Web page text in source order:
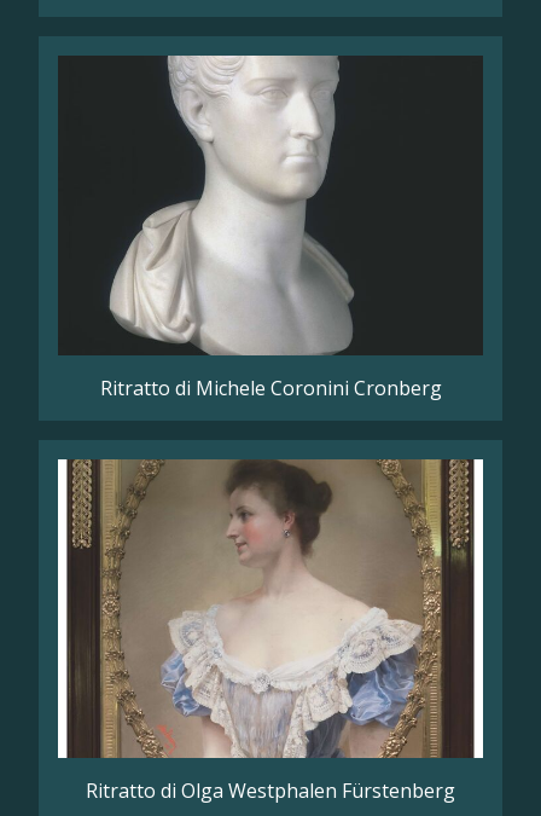
Ritratto di Michele Coronini Cronberg
Ritratto di Olga Westphalen Fürstenberg